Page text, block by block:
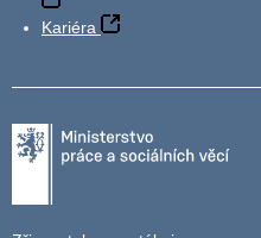
Kariéra